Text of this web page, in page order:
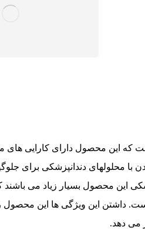
این محصول دارای کارایی های
محلولهای دندانپزشکی برای
محصول بسیار زیاد می باشند که
داشتن این ویژگی ها این محصول
می دهد.